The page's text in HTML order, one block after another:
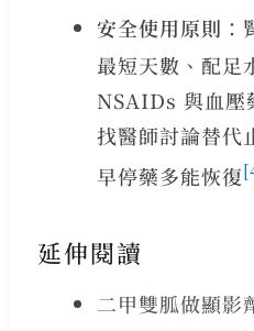
安全使用原則
最短天數、配足
NSAIDs 與血壓
找醫師討論替代
早停藥多能恢復
延伸閱讀
二甲雙胍做顯影